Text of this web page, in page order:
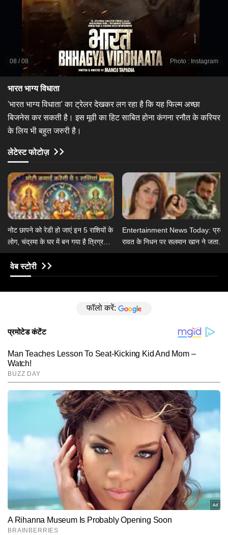
Photo : Instagram
08 /08
भारत भाग्य विधाता
'भारत भाग्य विधाता' का ट्रेलर देखकर लग रहा है कि यह फिल्म अच्छा
बिजनेस कर सकती है। इस मूवी का हिट साबित होना कंगना रनौत के करियर
के लिय भी बहुत जरुरी है।
लेटेस्ट फोटोज़
नोट छापने को रेडी हो जाएं इन 5 राशियों के
लोग, चंद्रमा के घर में बन गया है त्रिग्रही
योग
Entertainment News Today: प्रदीप
रावत के निधन पर सलमान खान ने जताया
दुख, संजय लीला भंसाली के साथ काम
वेब स्टोरी
फॉलो करें: